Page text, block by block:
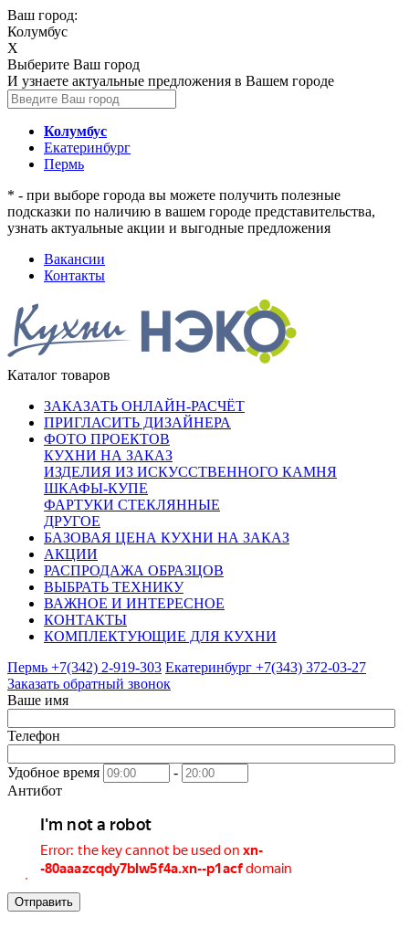
Ваш город:
Колумбус
X
Выберите Ваш город
И узнаете актуальные предложения в Вашем городе
Колумбус
Екатеринбург
Пермь
* - при выборе города вы можете получить полезные
подсказки по наличию в вашем городе представительства,
узнать актуальные акции и выгодные предложения
Вакансии
Контакты
Каталог товаров
ЗАКАЗАТЬ ОНЛАЙН-РАСЧЁТ
ПРИГЛАСИТЬ ДИЗАЙНЕРА
ФОТО ПРОЕКТОВ
КУХНИ НА ЗАКАЗ
ИЗДЕЛИЯ ИЗ ИСКУССТВЕННОГО КАМНЯ
ШКАФЫ-КУПЕ
ФАРТУКИ СТЕКЛЯННЫЕ
ДРУГОЕ
БАЗОВАЯ ЦЕНА КУХНИ НА ЗАКАЗ
АКЦИИ
РАСПРОДАЖА ОБРАЗЦОВ
ВЫБРАТЬ ТЕХНИКУ
ВАЖНОЕ И ИНТЕРЕСНОЕ
КОНТАКТЫ
КОМПЛЕКТУЮЩИЕ ДЛЯ КУХНИ
Пермь +7(342) 2-919-303 Екатеринбург +7(343) 372-03-27
Заказать обратный звонок
Ваше имя
Телефон
Удобное время
-
Антибот
Отправить